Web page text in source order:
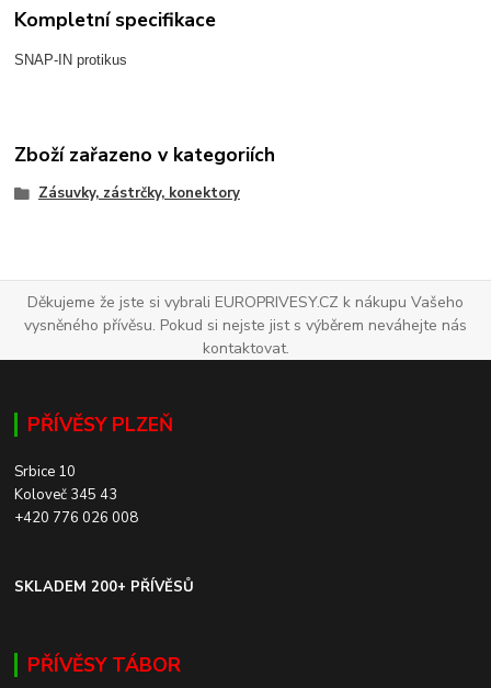
Kompletní specifikace
SNAP-IN protikus
Zboží zařazeno v kategoriích
Zásuvky, zástrčky, konektory
Děkujeme že jste si vybrali EUROPRIVESY.CZ k nákupu Vašeho
vysněného přívěsu. Pokud si nejste jist s výběrem neváhejte nás
kontaktovat.
PŘÍVĚSY PLZEŇ
Srbice 10
Koloveč 345 43
+420 776 026 008
SKLADEM 200+ PŘÍVĚSŮ
PŘÍVĚSY TÁBOR